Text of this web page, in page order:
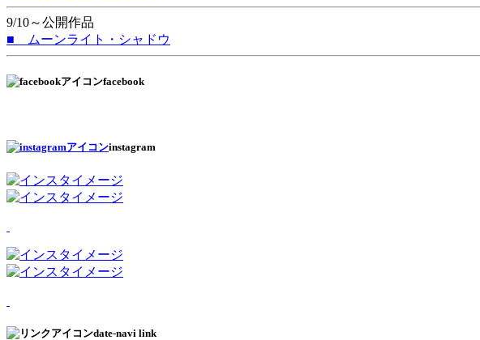
9/10～公開作品
■ ムーンライト・シャドウ
facebook
instagram
date-navi link